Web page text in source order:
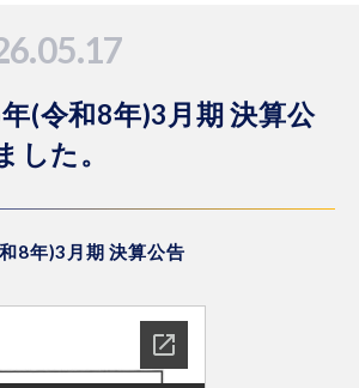
(令和8年)3月期 決算公
した。
8年)3月期 決算公告